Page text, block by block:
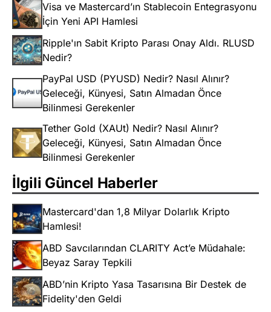
Visa ve Mastercard’ın Stablecoin Entegrasyonu
İçin Yeni API Hamlesi
Ripple'ın Sabit Kripto Parası Onay Aldı. RLUSD
Nedir?
PayPal USD (PYUSD) Nedir? Nasıl Alınır?
Geleceği, Künyesi, Satın Almadan Önce
Bilinmesi Gerekenler
Tether Gold (XAUt) Nedir? Nasıl Alınır?
Geleceği, Künyesi, Satın Almadan Önce
Bilinmesi Gerekenler
İlgili Güncel Haberler
Mastercard'dan 1,8 Milyar Dolarlık Kripto
Hamlesi!
ABD Savcılarından CLARITY Act’e Müdahale:
Beyaz Saray Tepkili
ABD’nin Kripto Yasa Tasarısına Bir Destek de
Fidelity'den Geldi